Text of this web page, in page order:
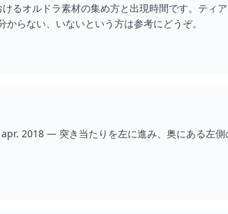
るオルドラ素材の集め方と出現時間です。ティ
らない、いないという方は参考にどうぞ。
2018 — 突き当たりを左に進み、奥にある左側